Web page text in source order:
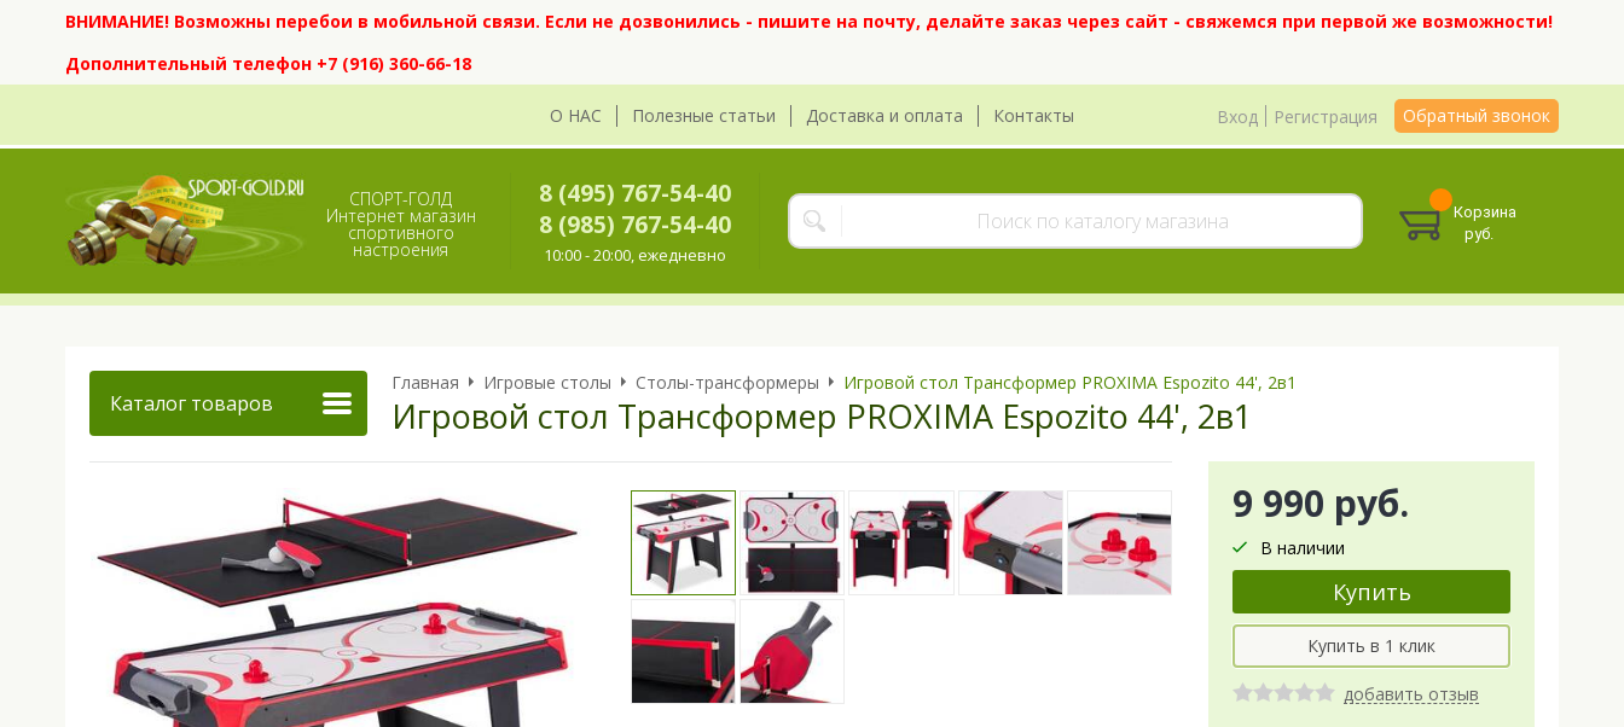
ВНИМАНИЕ! Возможны перебои в мобильной связи. Если не дозвонились - пишите на почту, делайте заказ через сайт - свяжемся при первой же возможности!
Дополнительный телефон +7 (916) 360-66-18
О НАС Полезные статьи Доставка и оплата Контакты Вход Регистрация Обратный звонок
СПОРТ-ГОЛД
Интернет магазин
спортивного
настроения
8 (495) 767-54-40
8 (985) 767-54-40
10:00 - 20:00, ежедневно
Корзина
руб.
Каталог товаров
Главная Игровые столы Столы-трансформеры Игровой стол Трансформер PROXIMA Espozito 44', 2в1
Игровой стол Трансформер PROXIMA Espozito 44', 2в1
9 990 руб.
В наличии
добавить отзыв